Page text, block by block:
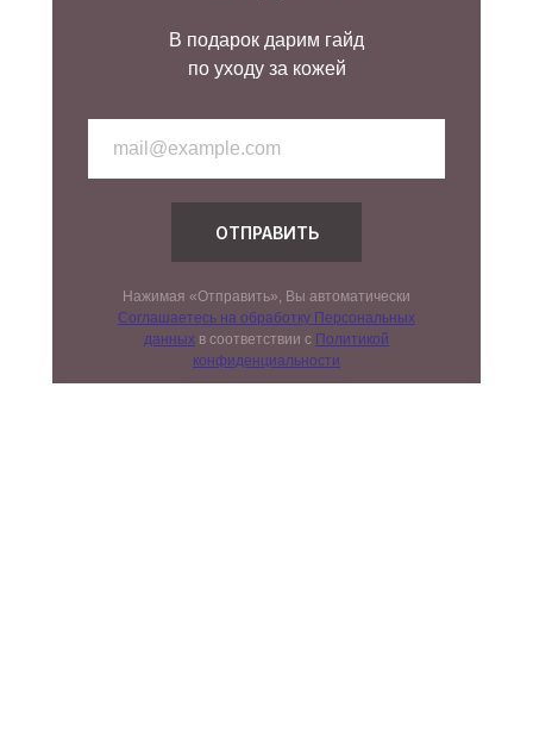
В подарок дарим гайд
по уходу за кожей
ОТПРАВИТЬ
Нажимая «Отправить», Вы автоматически
Соглашаетесь на обработку Персональных
данных в соответствии с Политикой
конфиденциальности